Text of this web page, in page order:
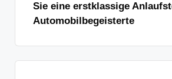
Sie eine erstklassige
Automobilbegeisterte